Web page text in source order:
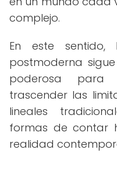
complejo.
En este sentido,
postmoderna
poderosa para
trascender las
lineales
formas de contar
realidad